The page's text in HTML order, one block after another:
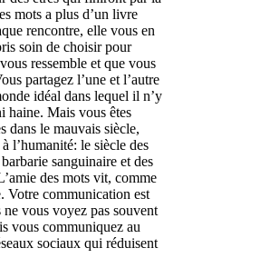
mots a plus d’un livre
rencontre, elle vous en
soin de choisir pour
ressemble et que vous
partagez l’une et l’autre
idéal dans lequel il n’y
haine. Mais vous êtes
dans le mauvais siècle,
l’humanité: le siècle des
sanguinaire et des
des mots vit, comme
Votre communication est
vous voyez pas souvent
vous communiquez au
sociaux qui réduisent